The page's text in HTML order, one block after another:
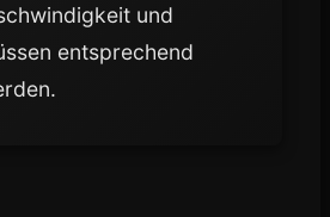
und
entsprechend